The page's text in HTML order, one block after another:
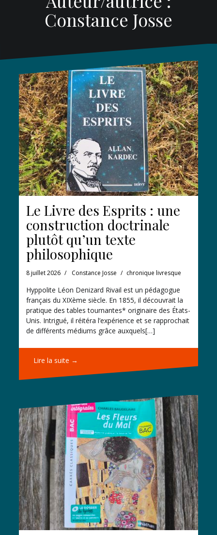
Constance Josse
Le Livre des Esprits : une
construction doctrinale
plutôt qu’un texte
philosophique
8 juillet 2026 Constance Josse chronique livresque
Hyppolite Léon Denizard Rivail est un pédagogue
français du XIXème siècle. En 1855, il découvrait la
pratique des tables tournantes* originaire des États-
Unis. Intrigué, il réitéra l’expérience et se rapprochait
de différents médiums grâce auxquels[…]
Lire la suite →